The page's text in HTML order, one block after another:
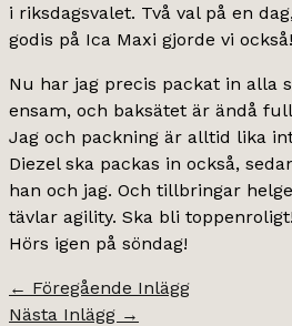
i riksdagsvalet. Två val på en
godis på Ica Maxi gjorde vi också!
Nu har jag precis packat in alla
ensam, och baksätet är ändå
Jag och packning är alltid lika
Diezel ska packas in också,
han och jag. Och tillbringar
tävlar agility. Ska bli
Hörs igen på söndag!
← Föregående Inlägg
Nästa Inlägg →